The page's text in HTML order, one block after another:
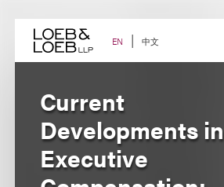
content EN 中文
Current
Developments in
Executive